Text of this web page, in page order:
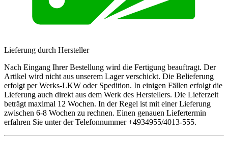
Lieferung durch Hersteller
Nach Eingang Ihrer Bestellung wird die Fertigung beauftragt. Der
Artikel wird nicht aus unserem Lager verschickt. Die Belieferung
erfolgt per Werks-LKW oder Spedition. In einigen Fällen erfolgt die
Lieferung auch direkt aus dem Werk des Herstellers. Die Lieferzeit
beträgt maximal 12 Wochen. In der Regel ist mit einer Lieferung
zwischen 6-8 Wochen zu rechnen. Einen genauen Liefertermin
erfahren Sie unter der Telefonnummer +4934955/4013-555.